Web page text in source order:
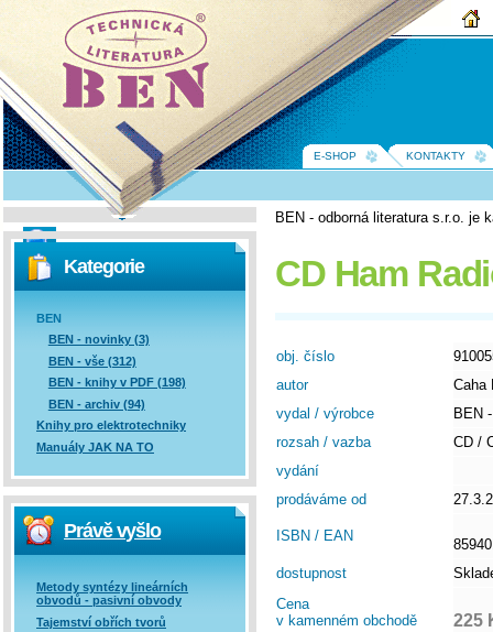
BEN -
technická
literatura
BEN - odborná literatura s.r.o. je
CD Ham
obj. číslo
autor
Caha
vydal / výrobce
BEN
rozsah / vazba
CD /
vydání
prodáváme od
ISBN / EAN
dostupnost
Cena
v kamenném obchodě
225
Vyhledávání
Kategorie
BEN
BEN - novinky (3)
BEN - vše (312)
BEN - knihy v PDF (198)
BEN - archiv (94)
Knihy pro elektrotechniky
Manuály JAK NA TO
Právě vyšlo
Metody syntézy lineárních
obvodů - pasivní obvody
Tajemství obřích tvorů
E-SHOP KONTAKTY